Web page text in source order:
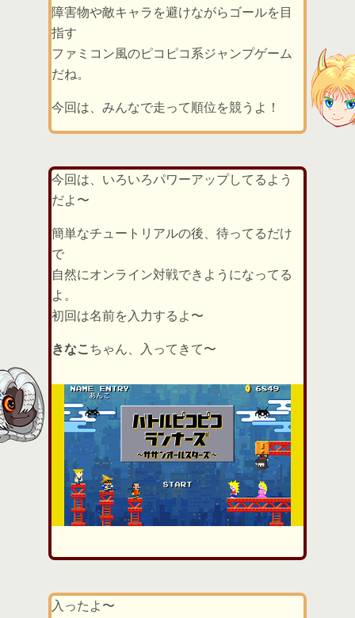
障害物や敵キャラを避けながらゴールを目
指す
ファミコン風のピコピコ系ジャンプゲーム
だね。
今回は、みんなで走って順位を競うよ！
今回は、いろいろパワーアップしてるよう
だよ〜
簡単なチュートリアルの後、待ってるだけ
で
自然にオンライン対戦できようになってる
よ。
初回は名前を入力するよ〜
きなこ ちゃん、入ってきて〜
入ったよ〜